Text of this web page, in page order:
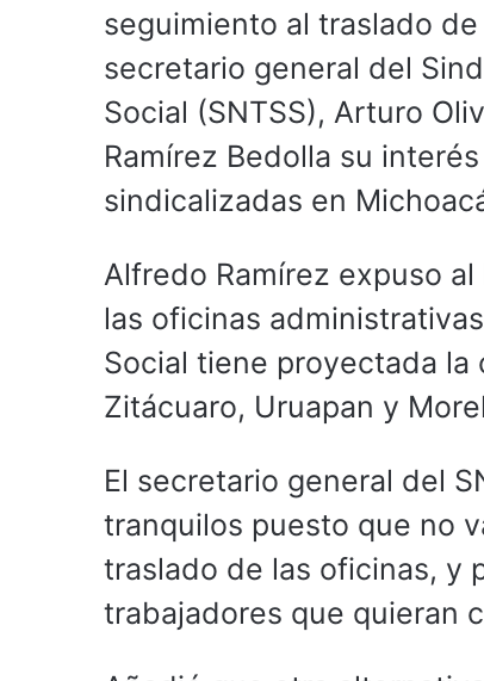
seguimiento al traslado
secretario general del
Social (SNTSS), Arturo
Ramírez Bedolla su
sindicalizadas en
Alfredo Ramírez expuso
las oficinas
Social tiene proyectada
Zitácuaro, Uruapan y
El secretario general del
tranquilos puesto que no
traslado de las oficinas, y
trabajadores que quieran